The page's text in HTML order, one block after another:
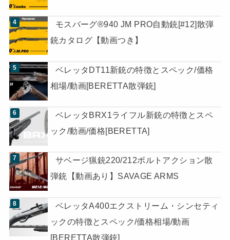
モスバーグ®940 JM PRO自動銃[#12]散弾
銃カタログ【動画つき】
ベレッタDT11新銃の特徴とスペック/価格
相場/動画[BERETTA散弾銃]
ベレッタBRX1ライフル新銃の特徴とスペ
ック/動画/価格[BERETTA]
サベージ猟銃220/212ボルトアクション散
弾銃【動画あり】SAVAGE ARMS
ベレッタA400エクストリーム・シンセティ
ックの特徴とスペック/価格相場/動画
[BERETTA散弾銃]